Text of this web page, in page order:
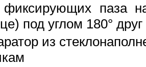
паза
под углом 180° друг
из